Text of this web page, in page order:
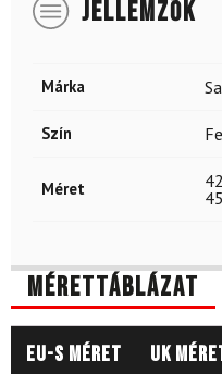
JELLEMZŐK
Márka
Szín
Méret 42
Mérettáblázat
EU-s méret UK